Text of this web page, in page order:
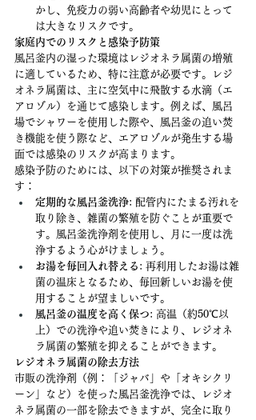
かし、免疫力の弱い高齢者や幼児にとって
は大きなリスクです。
家庭内でのリスクと感染予防策
風呂釜内の湿った環境はレジオネラ属菌の増殖
に適しているため、特に注意が必要です。レジ
オネラ属菌は、主に空気中に飛散する水滴（エ
アロゾル）を通じて感染します。例えば、風呂
場でシャワーを使用した際や、風呂釜の追い焚
き機能を使う際など、エアロゾルが発生する場
面では感染のリスクが高まります。
感染予防のためには、以下の対策が推奨されま
す：
定期的な風呂釜洗浄: 配管内にたまる汚れを
取り除き、雑菌の繁殖を防ぐことが重要で
す。風呂釜洗浄剤を使用し、月に一度は洗
浄するよう心がけましょう。
お湯を毎回入れ替える : 再利用したお湯は雑
菌の温床となるため、毎回新しいお湯を使
用することが望ましいです。
風呂釜の温度を高く保つ: 高温（約50℃以
上）での洗浄や追い焚きにより、レジオネ
ラ属菌の繁殖を抑えることができます。
レジオネラ属菌の除去方法
市販の洗浄剤（例：「ジャバ」や「オキシクリ
ーン」など）を使った風呂釜洗浄では、レジオ
ネラ属菌の一部を除去できますが、完全に取り